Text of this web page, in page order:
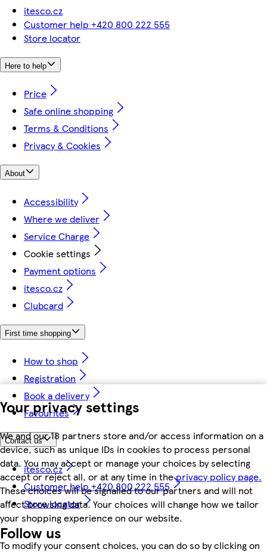
Your privacy settings
We and our 18 partners store and/or access information on a
device, such as unique IDs in cookies to process personal
data. You may accept or manage your choices by selecting
accept or reject all, or at any time in theprivacy policy page.
These choices will be signalled to our partners and will not
affect browsing data. Your choices will change how we tailor
your shopping experience on our website.
To modify your consent choices, you can do so by clicking on
itesco.cz
Customer help +420 800 222 555
Store locator
Here to help
Price
Safe online shopping
Terms & Conditions
Privacy & Cookies
About
Accessibility
Where we deliver
Service Charge
Cookie settings
Payment options
itesco.cz
Clubcard
First time shopping
How to shop
Registration
Book a delivery
Favourites
Contact us
itesco.cz
Customer help +420 800 222 555
Store locator
Follow us